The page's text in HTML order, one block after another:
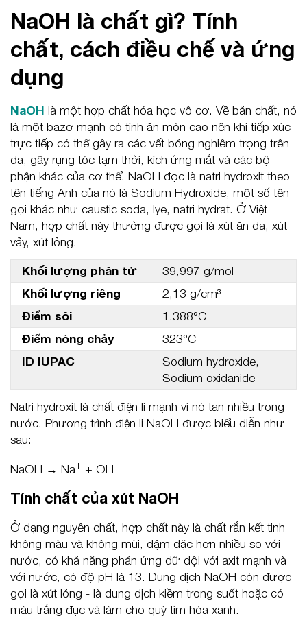
NaOH là chất gì? Tính
chất, cách điều chế và ứng
dụng
NaOH là một hợp chất hóa học vô cơ. Về bản chất, nó
là một bazơ mạnh có tính ăn mòn cao nên khi tiếp xúc
trực tiếp có thể gây ra các vết bỏng nghiêm trọng trên
da, gây rụng tóc tạm thời, kích ứng mắt và các bộ
phận khác của cơ thể. NaOH đọc là natri hydroxit theo
tên tiếng Anh của nó là Sodium Hydroxide, một số tên
gọi khác như caustic soda, lye, natri hydrat. Ở Việt
Nam, hợp chất này thường được gọi là xút ăn da, xút
vảy, xút lỏng.
Khối lượng phân tử
39,997 g/mol
Khối lượng riêng
2,13 g/cm³
Điểm sôi
1.388°C
Điểm nóng chảy
323°C
ID IUPAC
Sodium hydroxide,
Sodium oxidanide
Natri hydroxit là chất điện li mạnh vì nó tan nhiều trong
nước. Phương trình điện li NaOH được biểu diễn như
sau:
NaOH → Na+ + OH−
Tính chất của xút NaOH
Ở dạng nguyên chất, hợp chất này là chất rắn kết tinh
không màu và không mùi, đậm đặc hơn nhiều so với
nước, có khả năng phản ứng dữ dội với axit mạnh và
với nước, có độ pH là 13. Dung dịch NaOH còn được
gọi là xút lỏng - là dung dịch kiềm trong suốt hoặc có
màu trắng đục và làm cho quỳ tím hóa xanh.